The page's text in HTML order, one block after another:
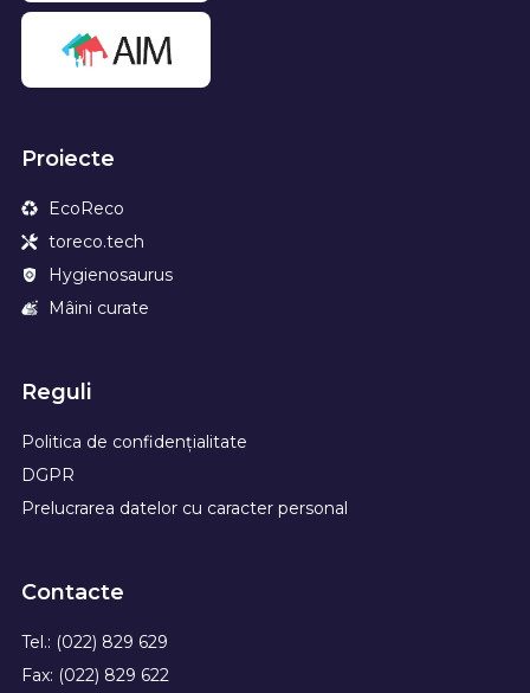
Proiecte
EcoReco
toreco.tech
Hygienosaurus
Mâini curate
Reguli
Politica de confidențialitate
DGPR
Prelucrarea datelor cu caracter personal
Contacte
Tel.: (022) 829 629
Fax: (022) 829 622